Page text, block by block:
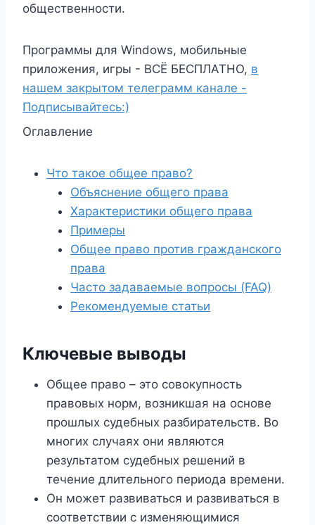
общественности.
Программы для Windows, мобильные
приложения, игры - ВСЁ БЕСПЛАТНО, в
нашем закрытом телеграмм канале -
Подписывайтесь:)
Оглавление
Что такое общее право?
Объяснение общего права
Характеристики общего права
Примеры
Общее право против гражданского
права
Часто задаваемые вопросы (FAQ)
Рекомендуемые статьи
Ключевые выводы
Общее право – это совокупность
правовых норм, возникшая на основе
прошлых судебных разбирательств. Во
многих случаях они являются
результатом судебных решений в
течение длительного периода времени.
Он может развиваться и развиваться в
соответствии с изменяющимися